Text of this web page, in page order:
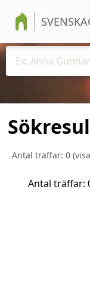
Antal träffar: 0
Antal träffar: